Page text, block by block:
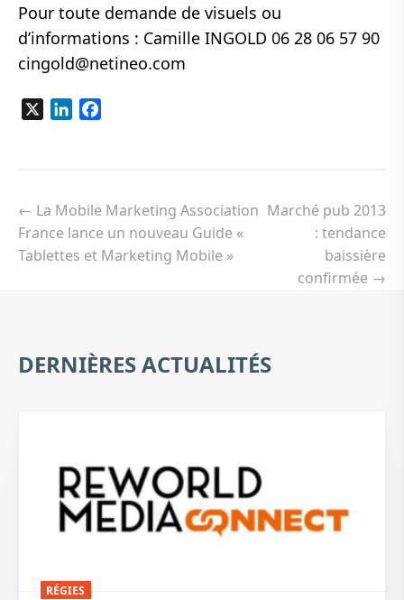
Pour toute demande de visuels ou
d’informations : Camille INGOLD 06 28 06 57 90
cingold@netineo.com
LinkedIn
de
l’article
← La Mobile Marketing Association
France lance un nouveau Guide «
Tablettes et Marketing Mobile »
Marché pub 2013
: tendance
baissière
confirmée →
DERNIÈRES ACTUALITÉS
RÉGIES